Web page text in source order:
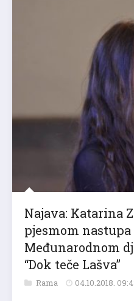
Najava: Katarina
pjesmom nastupa
Međunarodnom
“Dok teče Lašva”
Rama 04.10.2018.